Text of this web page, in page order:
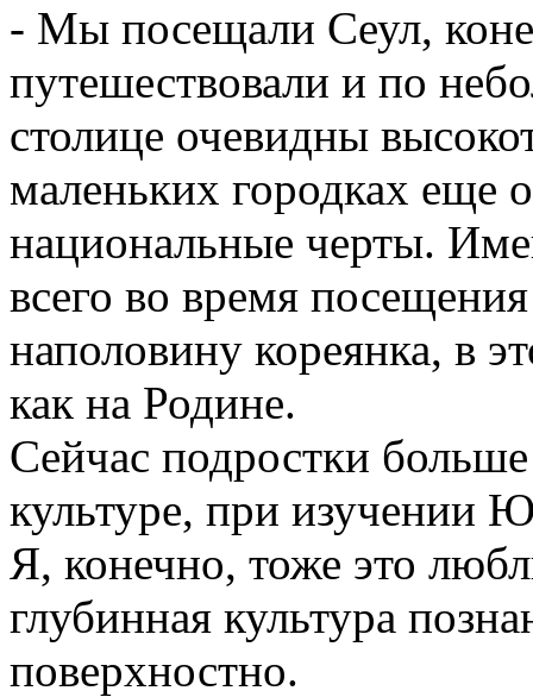
- Мы посещали Сеул,
путешествовали и по
столице очевидны
маленьких городках еще
национальные черты.
всего во время
наполовину кореянка, в
как на Родине.
Сейчас подростки
культуре, при изучении
Я, конечно, тоже это
глубинная культура
поверхностно.